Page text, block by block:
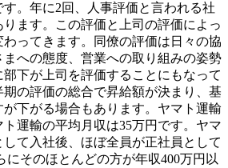
。年に2回、人事評価と言われる社
ます。この評価と上司の評価によっ
ってきます。同僚の評価は日々の協
への態度、営業への取り組みの姿勢
下が上司を評価することにもなって
の評価の総合で昇給額が決まり、基
下がる場合もあります。ヤマト運輸
運輸の平均月収は35万円です。ヤマ
して入社後、ほぼ全員が正社員として
にそのほとんどの方が年収400万円以